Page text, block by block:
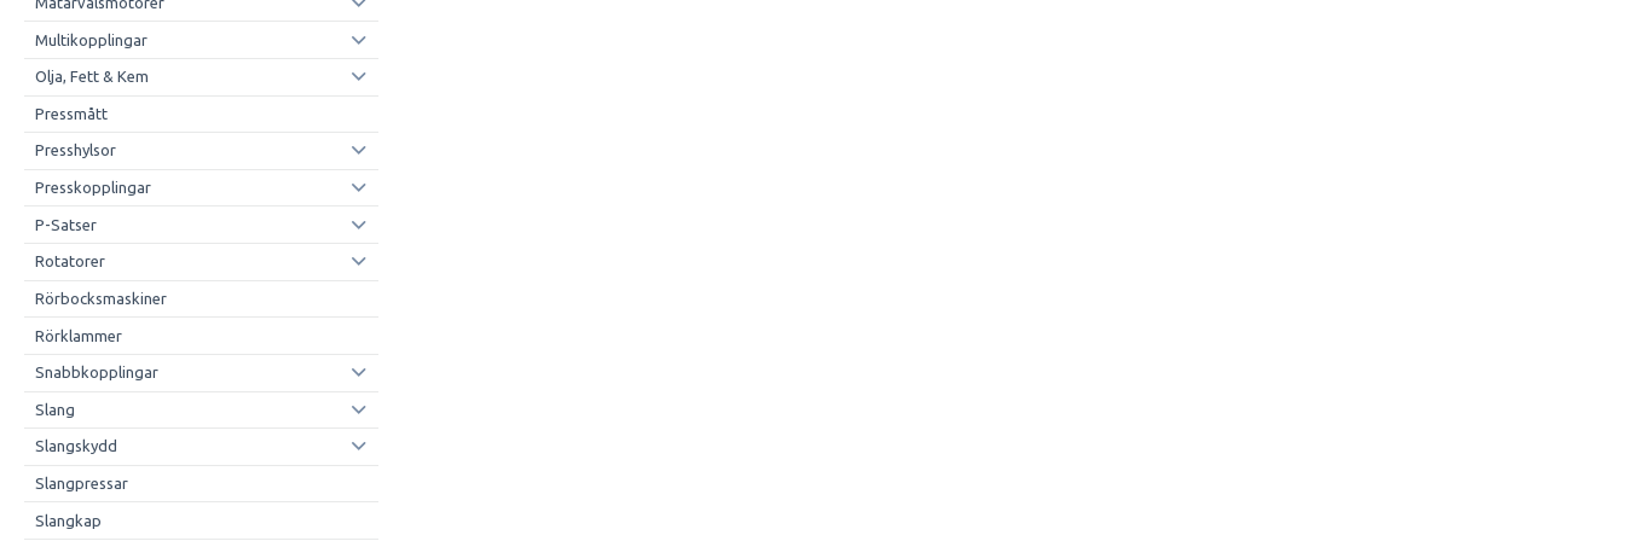
Multikopplingar
Olja, Fett & Kem
Pressmått
Presshylsor
Presskopplingar
P-Satser
Rotatorer
Rörbocksmaskiner
Rörklammer
Snabbkopplingar
Slang
Slangskydd
Slangpressar
Slangkap